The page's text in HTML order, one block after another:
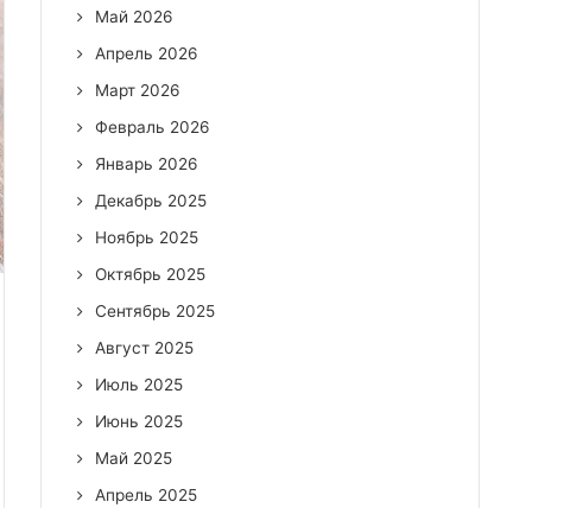
Май 2026
Апрель 2026
Март 2026
Февраль 2026
Январь 2026
Декабрь 2025
Ноябрь 2025
Октябрь 2025
Сентябрь 2025
Август 2025
Июль 2025
Июнь 2025
Май 2025
Апрель 2025